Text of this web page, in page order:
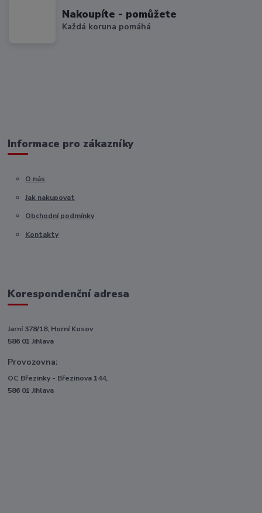
Nakoupíte - pomůžete
Každá koruna pomáhá
Informace pro zákazníky
O nás
Jak nakupovat
Obchodní podmínky
Kontakty
Korespondenční adresa
Jarní 378/18, Horní Kosov
586 01 Jihlava
Provozovna:
OC Březinky - Březinova 144,
586 01 Jihlava